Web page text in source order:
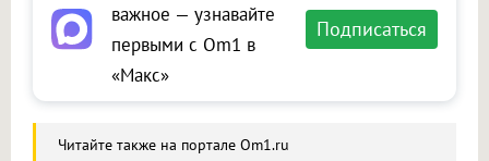
важное — узнавайте
первыми с Om1 в
«Макс»
Подписаться
Читайте также на портале Om1.ru